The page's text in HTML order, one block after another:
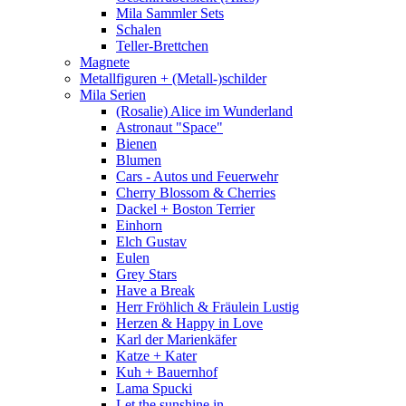
Mila Sammler Sets
Schalen
Teller-Brettchen
Magnete
Metallfiguren + (Metall-)schilder
Mila Serien
(Rosalie) Alice im Wunderland
Astronaut "Space"
Bienen
Blumen
Cars - Autos und Feuerwehr
Cherry Blossom & Cherries
Dackel + Boston Terrier
Einhorn
Elch Gustav
Eulen
Grey Stars
Have a Break
Herr Fröhlich & Fräulein Lustig
Herzen & Happy in Love
Karl der Marienkäfer
Katze + Kater
Kuh + Bauernhof
Lama Spucki